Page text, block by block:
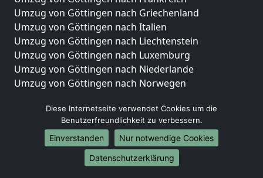
Umzug von Göttingen nach Griechenland
Umzug von Göttingen nach Italien
Umzug von Göttingen nach Liechtenstein
Umzug von Göttingen nach Luxemburg
Umzug von Göttingen nach Niederlande
Umzug von Göttingen nach Norwegen
Umzüge-Deutschlandweit
Umzug von Göttingen nach Berlin
Umzug von Göttingen nach Hamburg
Umzug von Göttingen nach München
Umzug von Göttingen nach Köln
Diese Internetseite verwendet Cookies um die
Benutzerfreundlichkeit zu verbessern.
Einverstanden
Nur notwendige Cookies
Datenschutzerklärung